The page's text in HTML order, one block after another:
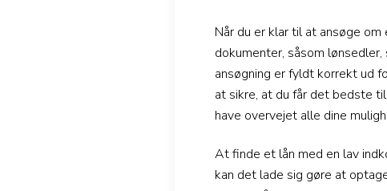
Når du er klar til at ansøge
dokumenter, såsom
ansøgning er fyldt korrekt ud
at sikre, at du får det bedste
have overvejet alle dine
At finde et lån med en lav
kan det lade sig gøre at